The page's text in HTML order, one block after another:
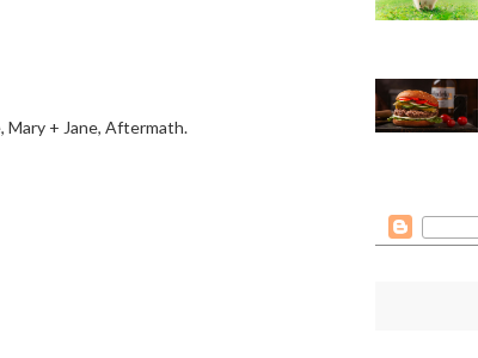
Mary + Jane, Aftermath.